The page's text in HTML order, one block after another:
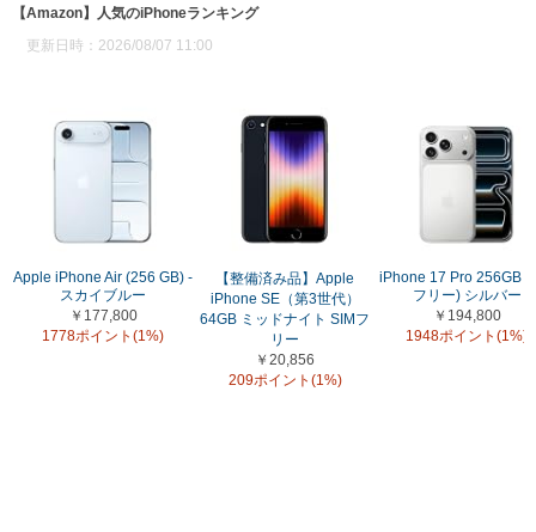
【Amazon】人気のiPhoneランキング
更新日時：2026/08/07 11:00
Apple iPhone Air (256 GB) -
スカイブルー
￥177,800
1778ポイント(1%)
【整備済み品】Apple
iPhone SE（第3世代）
64GB ミッドナイト SIMフ
リー
￥20,856
209ポイント(1%)
iPhone 17 Pro 256GB
フリー) シルバー
￥194,800
1948ポイント(1%)